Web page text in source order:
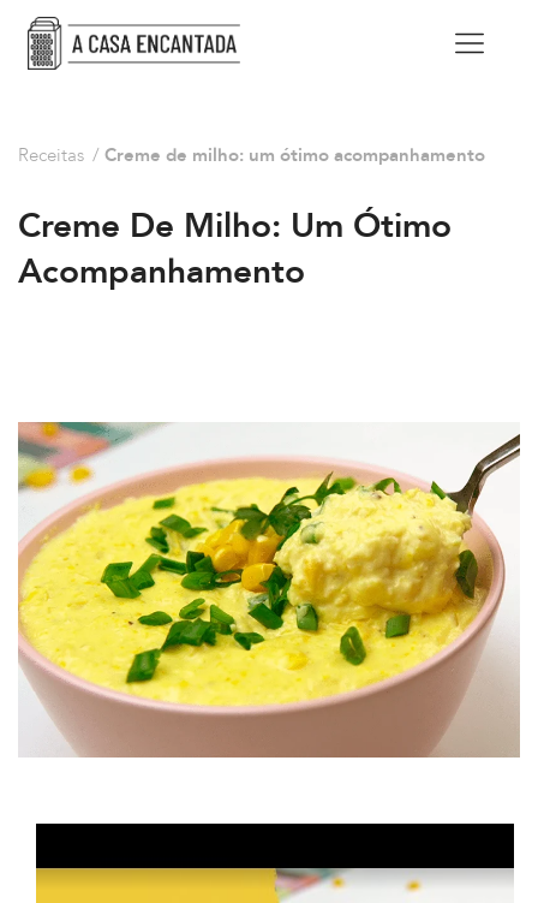
Receitas / Creme de milho: um ótimo acompanhamento
Creme De Milho: Um Ótimo
Acompanhamento